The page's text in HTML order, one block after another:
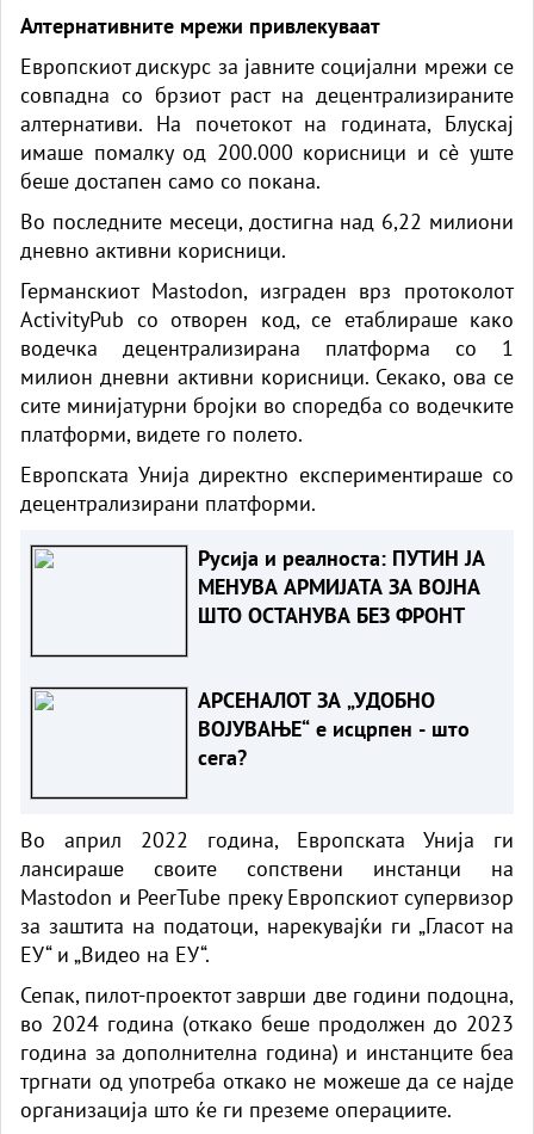
Алтернативните мрежи привлекуваат
Европскиот дискурс за јавните социјални мрежи се
совпадна со брзиот раст на децентрализираните
алтернативи. На почетокот на годината, Блускај
имаше помалку од 200.000 корисници и сè уште
беше достапен само со покана.
Во последните месеци, достигна над 6,22 милиони
дневно активни корисници.
Германскиот Mastodon, изграден врз протоколот
ActivityPub со отворен код, се етаблираше како
водечка децентрализирана платформа со 1
милион дневни активни корисници. Секако, ова се
сите минијатурни бројки во споредба со водечките
платформи, видете го полето.
Европската Унија директно експериментираше со
децентрализирани платформи.
Русија и реалноста: ПУТИН ЈА
МЕНУВА АРМИЈАТА ЗА ВОЈНА
ШТО ОСТАНУВА БЕЗ ФРОНТ
АРСЕНАЛОТ ЗА „УДОБНО
ВОЈУВАЊЕ“ е исцрпен - што
сега?
Во април 2022 година, Европската Унија ги
лансираше своите сопствени инстанци на
Mastodon и PeerTube преку Европскиот супервизор
за заштита на податоци, нарекувајќи ги „Гласот на
ЕУ“ и „Видео на ЕУ“.
Сепак, пилот-проектот заврши две години подоцна,
во 2024 година (откако беше продолжен до 2023
година за дополнителна година) и инстанците беа
тргнати од употреба откако не можеше да се најде
организација што ќе ги преземе операциите.